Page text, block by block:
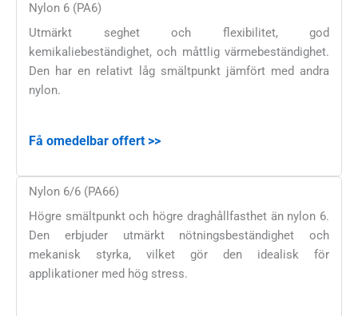
Nylon 6 (PA6)
Utmärkt seghet och flexibilitet, god
kemikaliebeständighet, och måttlig värmebeständighet.
Den har en relativt låg smältpunkt jämfört med andra
nylon.
Få omedelbar offert >>
Nylon 6/6 (PA66)
Högre smältpunkt och högre draghållfasthet än nylon 6.
Den erbjuder utmärkt nötningsbeständighet och
mekanisk styrka, vilket gör den idealisk för
applikationer med hög stress.